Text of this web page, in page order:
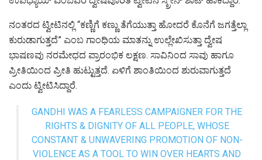
ನಂತರದ ಟ್ವೀಟಿನಲ್ಲಿ “ಕಣ್ಣಿಗೆ ಕಣ್ಣು ತೆಗೆಯುತ್ತಾ ಹೋದರೆ ಕೊನೆಗೆ ಜಗತ್ತೆಲ್ಲಾ
ಕುರುಡಾಗುತ್ತದೆ” ಎಂಬ ಗಾಂಧಿಯ ಮಾತನ್ನು ಉಲ್ಲೇಖಿಸುತ್ತಾ ದ್ವೇಷ
ಭಾಷಣವು ನರಮೇಧದ ಪ್ರಾರಂಭಿಕ ಲಕ್ಷಣ. ಸಾವಿನಿಂದ ಸಾವು ಹಾಗೂ
ಪ್ರೀತಿಯಿಂದ ಪ್ರೀತಿ ಹುಟ್ಟುತ್ತದೆ. ಏಳಿಗೆ ಶಾಂತಿಯಿಂದ ಶುರುವಾಗುತ್ತದೆ
ಎಂದು ಟ್ವೀಟಿಸಿದ್ದಾರೆ.
GANDHI WAS A FEARLESS CAMPAIGNER FOR THE
RIGHTS & DIGNITY OF ALL PEOPLE, WHOSE
CONSTANT & UNWAVERING PROMOTION OF NON-
VIOLENCE AS A TOOL TO WIN OVER HEARTS AND